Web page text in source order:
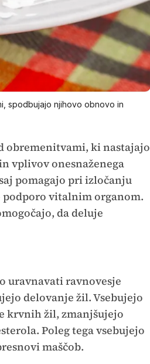
spodbujajo njihovo obnovo in
obremenitvami, ki nastajajo
vplivov onesnaženega
pomagajo pri izločanju
vitalnim organom.
da deluje
uravnavati ravnovesje
delovanje žil. Vsebujejo
krvnih žil, zmanjšujejo
Poleg tega vsebujejo
maščob.